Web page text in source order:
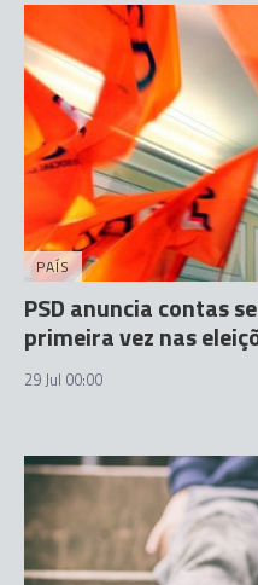
PAÍS
PSD anuncia contas
primeira vez nas
29 Jul 00:00